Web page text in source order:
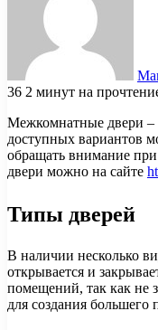
36 2 минут на
Межкомнатные двери –
доступных вариантов
обращать внимание
двери можно на сайте
Типы дверей
В наличии несколько
открывается и
помещений, так как не
для создания большего